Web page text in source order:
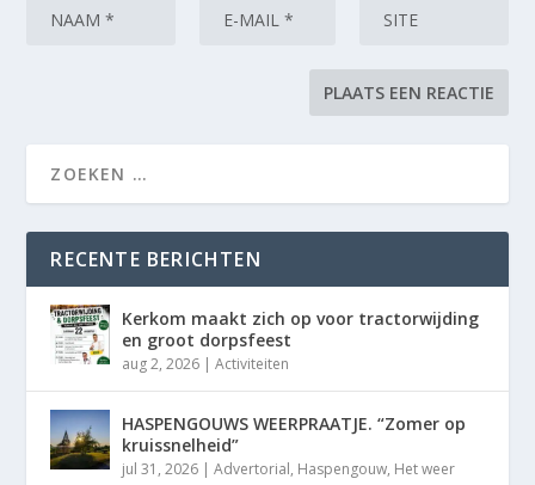
RECENTE BERICHTEN
Kerkom maakt zich op voor tractorwijding
en groot dorpsfeest
aug 2, 2026 |Activiteiten
HASPENGOUWS WEERPRAATJE. “Zomer op
kruissnelheid”
jul 31, 2026 |Advertorial, Haspengouw, Het weer